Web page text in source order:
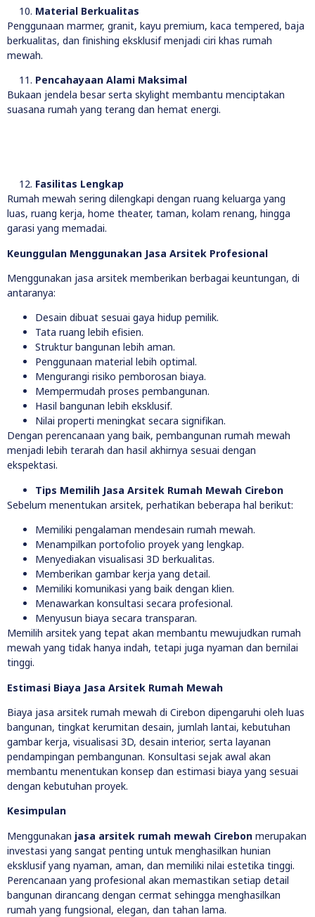
Material Berkualitas
Penggunaan marmer, granit, kayu premium, kaca tempered, baja
berkualitas, dan finishing eksklusif menjadi ciri khas rumah
mewah.
Pencahayaan Alami Maksimal
Bukaan jendela besar serta skylight membantu menciptakan
suasana rumah yang terang dan hemat energi.
Fasilitas Lengkap
Rumah mewah sering dilengkapi dengan ruang keluarga yang
luas, ruang kerja, home theater, taman, kolam renang, hingga
garasi yang memadai.
Keunggulan Menggunakan Jasa Arsitek Profesional
Menggunakan jasa arsitek memberikan berbagai keuntungan, di
antaranya:
Desain dibuat sesuai gaya hidup pemilik.
Tata ruang lebih efisien.
Struktur bangunan lebih aman.
Penggunaan material lebih optimal.
Mengurangi risiko pemborosan biaya.
Mempermudah proses pembangunan.
Hasil bangunan lebih eksklusif.
Nilai properti meningkat secara signifikan.
Dengan perencanaan yang baik, pembangunan rumah mewah
menjadi lebih terarah dan hasil akhirnya sesuai dengan
ekspektasi.
Tips Memilih Jasa Arsitek Rumah Mewah Cirebon
Sebelum menentukan arsitek, perhatikan beberapa hal berikut:
Memiliki pengalaman mendesain rumah mewah.
Menampilkan portofolio proyek yang lengkap.
Menyediakan visualisasi 3D berkualitas.
Memberikan gambar kerja yang detail.
Memiliki komunikasi yang baik dengan klien.
Menawarkan konsultasi secara profesional.
Menyusun biaya secara transparan.
Memilih arsitek yang tepat akan membantu mewujudkan rumah
mewah yang tidak hanya indah, tetapi juga nyaman dan bernilai
tinggi.
Estimasi Biaya Jasa Arsitek Rumah Mewah
Biaya jasa arsitek rumah mewah di Cirebon dipengaruhi oleh luas
bangunan, tingkat kerumitan desain, jumlah lantai, kebutuhan
gambar kerja, visualisasi 3D, desain interior, serta layanan
pendampingan pembangunan. Konsultasi sejak awal akan
membantu menentukan konsep dan estimasi biaya yang sesuai
dengan kebutuhan proyek.
Kesimpulan
Menggunakan jasa arsitek rumah mewah Cirebon merupakan
investasi yang sangat penting untuk menghasilkan hunian
eksklusif yang nyaman, aman, dan memiliki nilai estetika tinggi.
Perencanaan yang profesional akan memastikan setiap detail
bangunan dirancang dengan cermat sehingga menghasilkan
rumah yang fungsional, elegan, dan tahan lama.